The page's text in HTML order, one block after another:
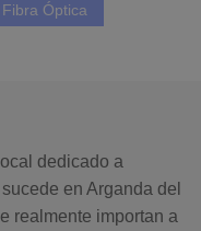
Fibra Óptica
dedicado a
en Arganda del
realmente importan a